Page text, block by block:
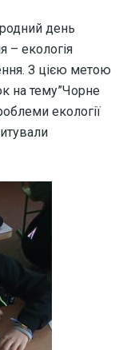
день
– екологія
З цією метою
на тему”Чорне
екології